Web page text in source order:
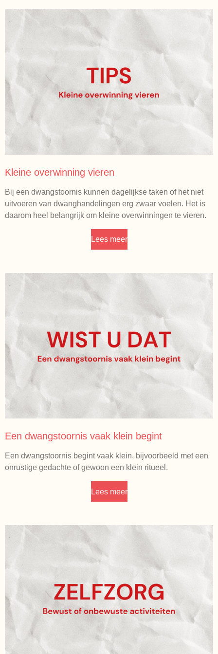
Kleine overwinning vieren
Bij een dwangstoornis kunnen dagelijkse taken of het niet
uitvoeren van dwanghandelingen erg zwaar voelen. Het is
daarom heel belangrijk om kleine overwinningen te vieren.
Lees meer
Een dwangstoornis vaak klein begint
Een dwangstoornis begint vaak klein, bijvoorbeeld met een
onrustige gedachte of gewoon een klein ritueel.
Lees meer